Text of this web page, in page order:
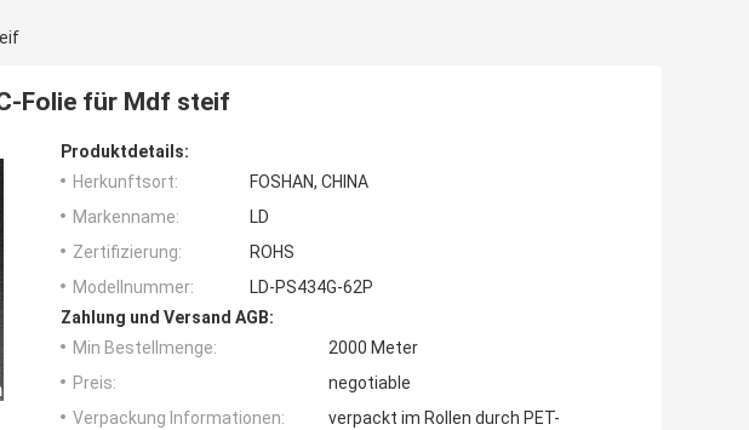
Folie für Mdf steif
Produktdetails:
Herkunftsort:
FOSHAN, CHINA
Markenname:
LD
Zertifizierung:
ROHS
Modellnummer:
LD-PS434G-62P
Zahlung und Versand AGB:
Min Bestellmenge:
2000 Meter
Preis:
negotiable
Verpackung Informationen:
verpackt im Rollen durch PET-